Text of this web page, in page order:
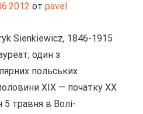
от pavel
Sienkiewicz, 1846-1915
один з
польських
XIX — початку XX
5 травня в Волі-